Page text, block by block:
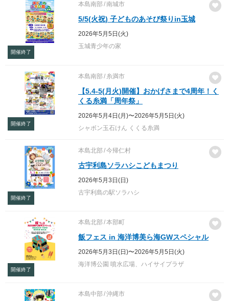
開催終了
本島南部 南城市
5/5(火祝) 子どものあそび祭りin玉城
2026年5月5日(火)
玉城青少年の家
開催終了
本島南部 糸満市
【5.4-5(月火)開催】おかげさまで4周年！く
くる糸満「周年祭」
2026年5月4日(月)〜2026年5月5日(火)
シャボン玉石けん くくる糸満
開催終了
本島北部 今帰仁村
古宇利島ソラハシこどもまつり
2026年5月3日(日)
古宇利島の駅ソラハシ
開催終了
本島北部 本部町
飯フェス in 海洋博美ら海GWスペシャル
2026年5月3日(日)〜2026年5月5日(火)
海洋博公園 噴水広場、ハイサイプラザ
本島中部 沖縄市